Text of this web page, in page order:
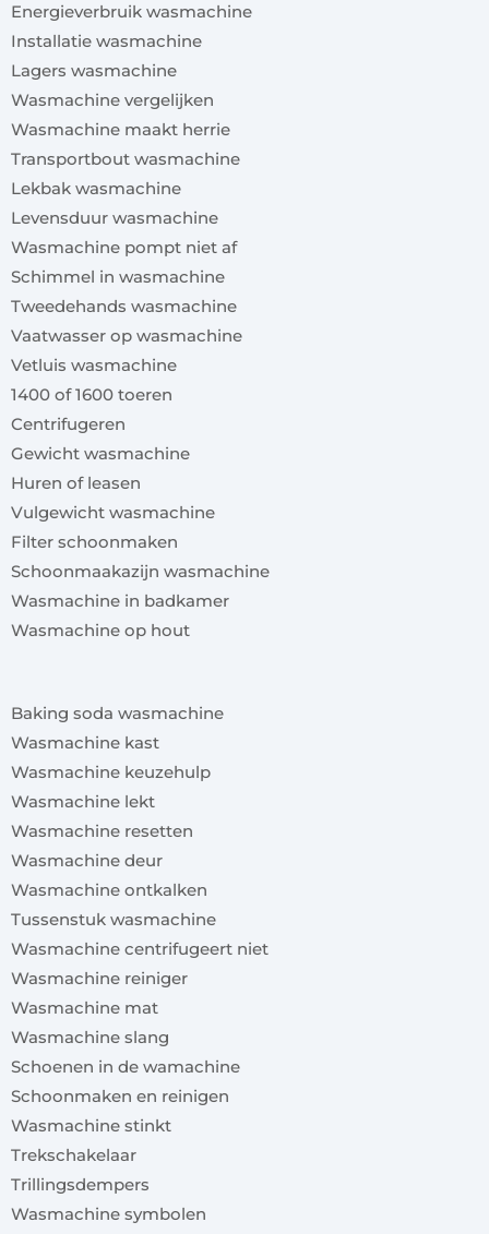
Energieverbruik wasmachine
Installatie wasmachine
Lagers wasmachine
Wasmachine vergelijken
Wasmachine maakt herrie
Transportbout wasmachine
Lekbak wasmachine
Levensduur wasmachine
Wasmachine pompt niet af
Schimmel in wasmachine
Tweedehands wasmachine
Vaatwasser op wasmachine
Vetluis wasmachine
1400 of 1600 toeren
Centrifugeren
Gewicht wasmachine
Huren of leasen
Vulgewicht wasmachine
Filter schoonmaken
Schoonmaakazijn wasmachine
Wasmachine in badkamer
Wasmachine op hout
Baking soda wasmachine
Wasmachine kast
Wasmachine keuzehulp
Wasmachine lekt
Wasmachine resetten
Wasmachine deur
Wasmachine ontkalken
Tussenstuk wasmachine
Wasmachine centrifugeert niet
Wasmachine reiniger
Wasmachine mat
Wasmachine slang
Schoenen in de wamachine
Schoonmaken en reinigen
Wasmachine stinkt
Trekschakelaar
Trillingsdempers
Wasmachine symbolen